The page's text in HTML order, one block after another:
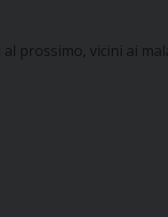
prossimo, vicini ai